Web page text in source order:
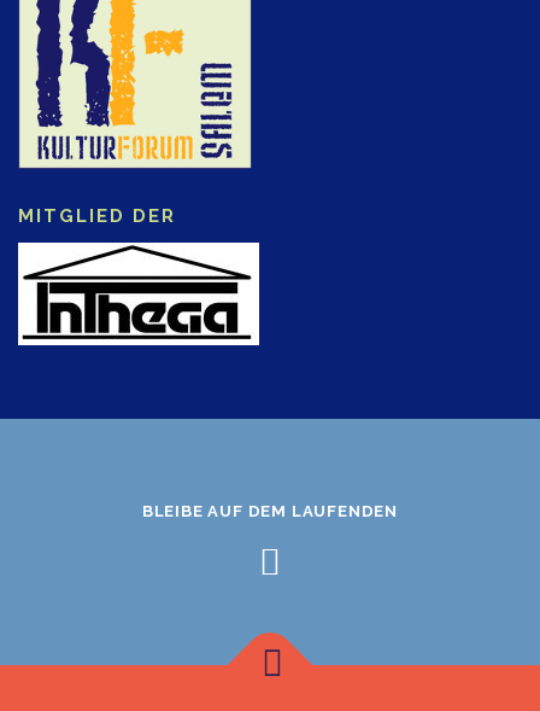
MITGLIED DER
BLEIBE AUF DEM LAUFENDEN